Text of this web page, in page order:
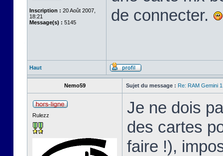
Inscription : 20 Août 2007,
18:21
Message(s) : 5145
de connecter.
Haut
Nemo59 Sujet du message : Re: RAM Gemini
Rulezz
Je ne dois
des cartes
faire !),